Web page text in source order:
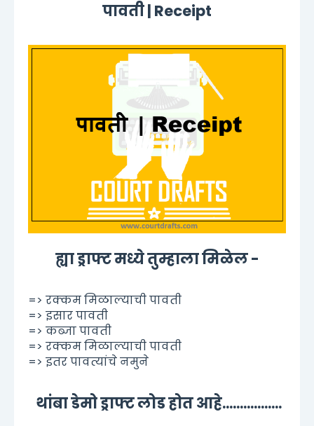
पावती | Receipt
ह्या ड्राफ्ट मध्ये तुम्हाला मिळेल -
=> रक्कम मिळाल्याची पावती
=> इसार पावती
=> कब्जा पावती
=> रक्कम मिळाल्याची पावती
=> इतर पावत्यांचे नमुने
थांबा डेमो ड्राफ्ट लोड होत आहे.................